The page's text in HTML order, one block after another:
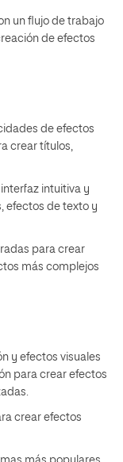
un flujo de trabajo
de efectos
de efectos
crear títulos,
intuitiva y
efectos de texto y
para crear
más complejos
y efectos visuales
para crear efectos
crear efectos